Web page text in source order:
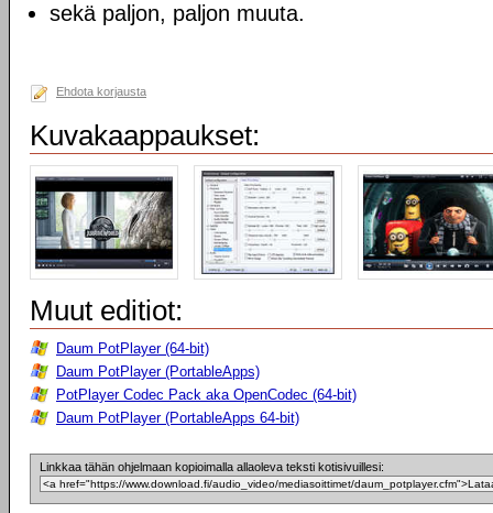
sekä paljon, paljon muuta.
Ehdota korjausta
Kuvakaappaukset:
Muut editiot:
Daum PotPlayer (64-bit)
Daum PotPlayer (PortableApps)
PotPlayer Codec Pack aka OpenCodec (64-bit)
Daum PotPlayer (PortableApps 64-bit)
Linkkaa tähän ohjelmaan kopioimalla allaoleva teksti kotisivuillesi: